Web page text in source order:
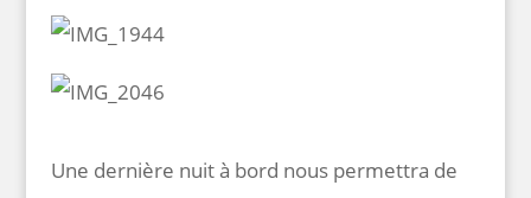
Une dernière nuit à bord nous permettra de